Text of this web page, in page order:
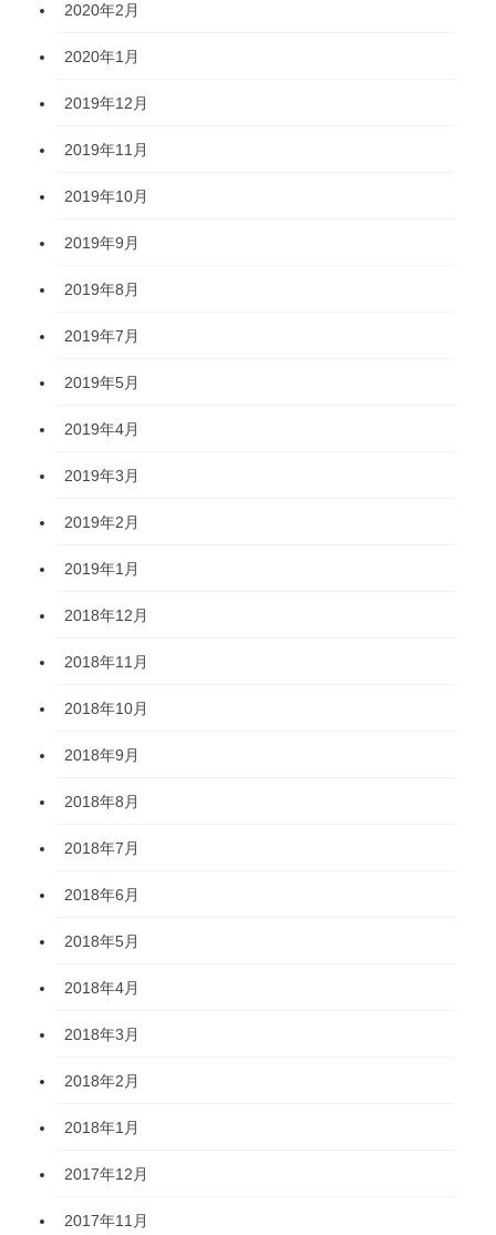
2020年2月
2020年1月
2019年12月
2019年11月
2019年10月
2019年9月
2019年8月
2019年7月
2019年5月
2019年4月
2019年3月
2019年2月
2019年1月
2018年12月
2018年11月
2018年10月
2018年9月
2018年8月
2018年7月
2018年6月
2018年5月
2018年4月
2018年3月
2018年2月
2018年1月
2017年12月
2017年11月